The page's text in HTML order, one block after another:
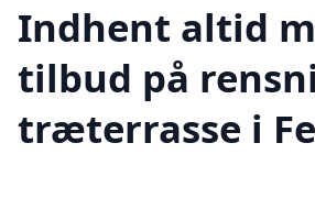
Indhent altid
tilbud på
træterrasse i